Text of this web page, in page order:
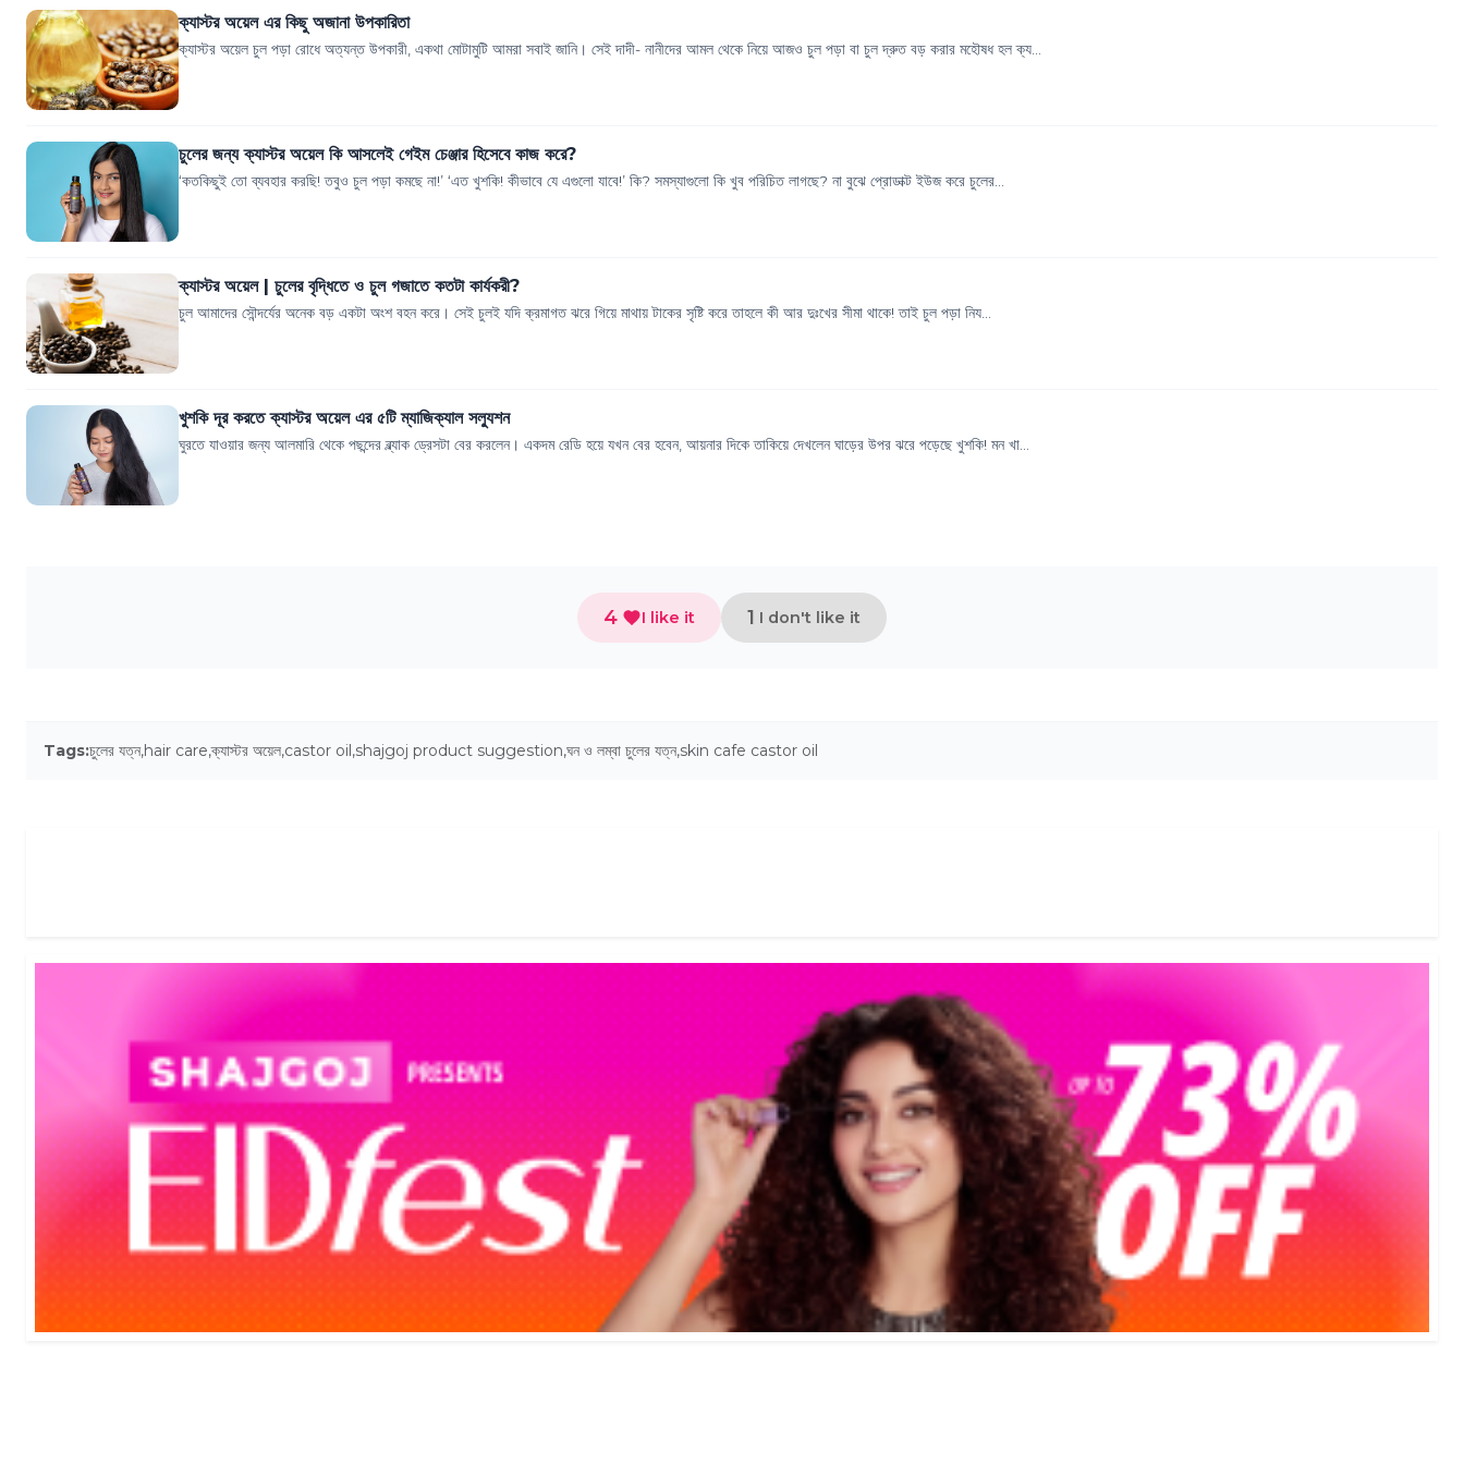
ক্যাস্টর অয়েল এর কিছু অজানা উপকারিতা
ক্যাস্টর অয়েল চুল পড়া রোধে অত্যন্ত উপকারী, একথা মোটামুটি আমরা সবাই জানি। সেই দাদী- নানীদের আমল থেকে নিয়ে আজও চুল পড়া বা চুল দ্রুত বড় করার মহৌষধ হল ক্য...
চুলের জন্য ক্যাস্টর অয়েল কি আসলেই গেইম চেঞ্জার হিসেবে কাজ করে?
‘কতকিছুই তো ব্যবহার করছি! তবুও চুল পড়া কমছে না!’ ‘এত খুশকি! কীভাবে যে এগুলো যাবে!’ কি? সমস্যাগুলো কি খুব পরিচিত লাগছে? না বুঝে প্রোডাক্ট ইউজ করে চুলের...
ক্যাস্টর অয়েল | চুলের বৃদ্ধিতে ও চুল গজাতে কতটা কার্যকরী?
চুল আমাদের সৌন্দর্যের অনেক বড় একটা অংশ বহন করে। সেই চুলই যদি ক্রমাগত ঝরে গিয়ে মাথায় টাকের সৃষ্টি করে তাহলে কী আর দুঃখের সীমা থাকে! তাই চুল পড়া নিয...
খুশকি দূর করতে ক্যাস্টর অয়েল এর ৫টি ম্যাজিক্যাল সল্যুশন
ঘুরতে যাওয়ার জন্য আলমারি থেকে পছন্দের ব্ল্যাক ড্রেসটা বের করলেন। একদম রেডি হয়ে যখন বের হবেন, আয়নার দিকে তাকিয়ে দেখলেন ঘাড়ের উপর ঝরে পড়েছে খুশকি! মন খা...
4 I like it 1 I don't like it
Tags:চুলের যত্ন,hair care,ক্যাস্টর অয়েল,castor oil,shajgoj product suggestion,ঘন ও লম্বা চুলের যত্ন,skin cafe castor oil